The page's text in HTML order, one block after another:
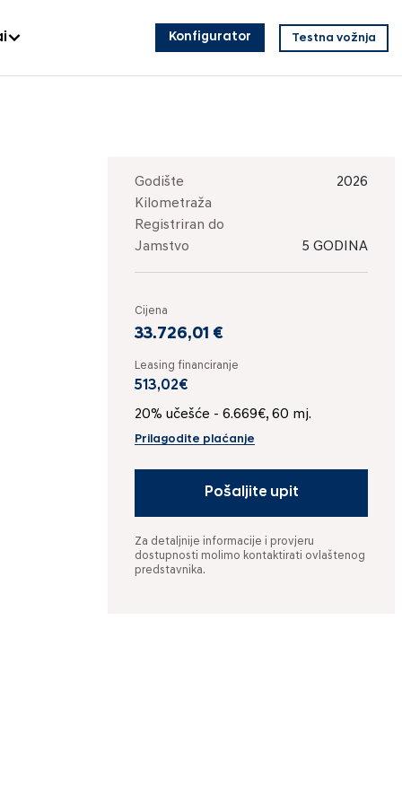
Konfigurator Testna vožnja
Godište
2026
Kilometraža
Registriran do
Jamstvo
5 GODINA
Cijena
33.726,01 €
Leasing financiranje
513,02€
20% učešće - 6.669€, 60 mj.
Prilagodite plaćanje
Pošaljite upit
Za detaljnije informacije i provjeru
dostupnosti molimo kontaktirati ovlaštenog
predstavnika.